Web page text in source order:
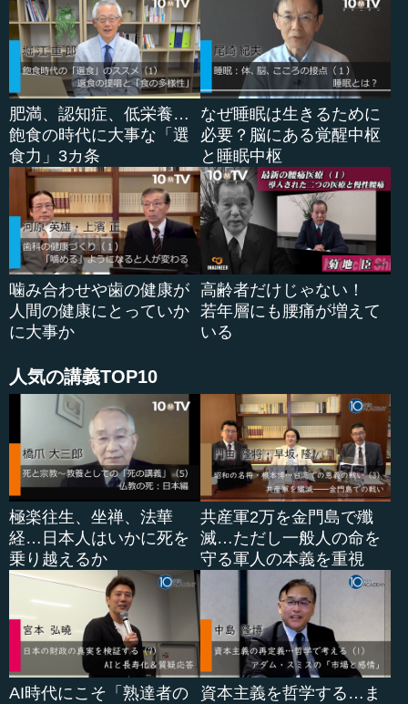
とになった不具合です。
また、そこに遺伝子の変異や、個人がどんな遺伝子を持
っているかが関係しているものもあり、例えば2型糖尿病
や、ある種の乳がんなどを発症しやすい人がいます。これ
らは、自分の生活様式をドラスティックに変えることがで
きれば、病気のリスクをかなり軽減することができます。
しかし、この世の中で今、誰もが暮らしているので、それ
（生活様式、環境）を変えるのは難しいでしょう。
さらに、ある人が持っている遺伝子の変異によって、病
気が引き起こされる遺伝子疾患もあります。有名なのは、
染色体の数が増えてしまうことで起きるダウン症です。ダ
ウン症で生まれた子どもは、はじめから遺伝子の構成が変
異を起こしているので、病気になってしまうということで
す。あと...
肥満、認知症、低栄養…
飽食の時代に大事な「選
食力」3カ条
なぜ睡眠は生きるために
必要？脳にある覚醒中枢
と睡眠中枢
噛み合わせや歯の健康が
人間の健康にとっていか
に大事か
高齢者だけじゃない！
若年層にも腰痛が増えて
いる
人気の講義TOP10
極楽往生、坐禅、法華
経…日本人はいかに死を
乗り越えるか
共産軍2万を金門島で殲
滅…ただし一般人の命を
守る軍人の本義を重視
AI時代にこそ「熟達者の
資本主義を哲学する…ま